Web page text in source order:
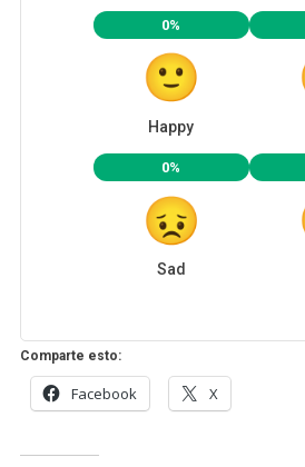
0%
Happy
0%
Sad
Comparte esto:
Facebook X